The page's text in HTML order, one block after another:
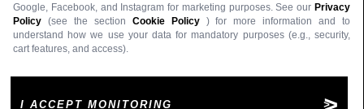
Google, Facebook, and Instagram for marketing purposes. See our Privacy
Policy (see the section Cookie Policy
) for more information and to
understand how we use your data for mandatory purposes (e.g., security,
cart features, and access).
I ACCEPT MONITORING